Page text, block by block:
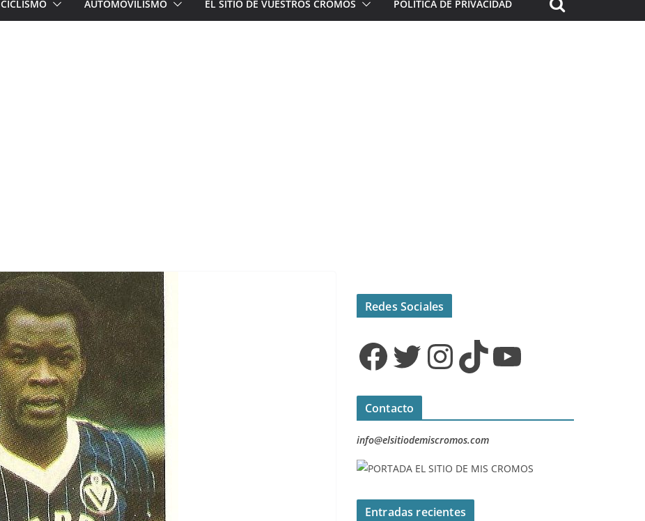
CICLISMO AUTOMOVILISMO EL SITIO DE VUESTROS CROMOS POLÍTICA DE PRIVACIDAD
Redes Sociales
Facebook Twitter InstagramTikTok YouTube
Contacto
info@elsitiodemiscromos.com
Entradas recientes